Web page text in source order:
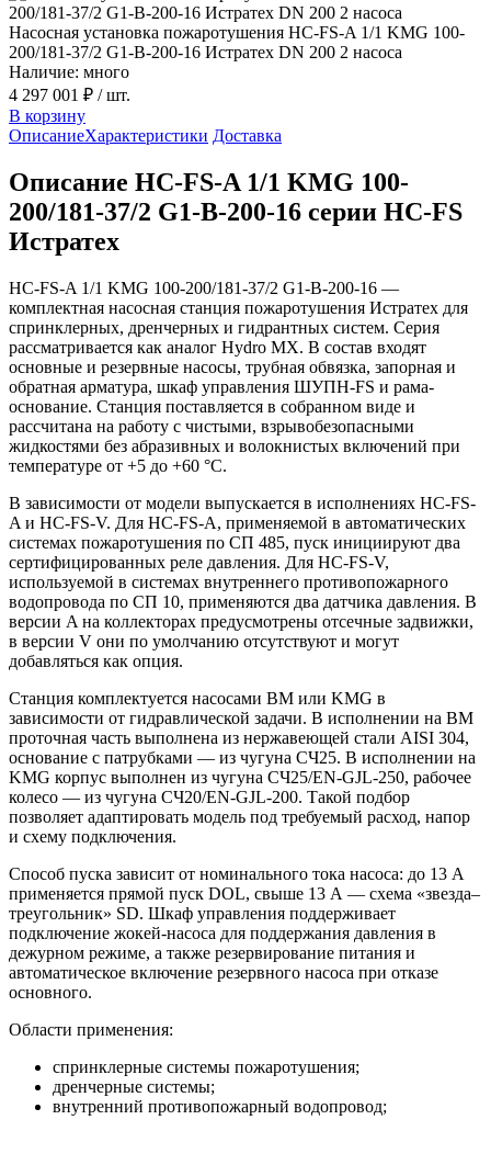
Насосная установка пожаротушения HC-FS-A 1/1 KMG 100-
200/181-37/2 G1-B-200-16 Истратех DN 200 2 насоса
Наличие: много
4 297 001 ₽ / шт.
В корзину
ОписаниеХарактеристики Доставка
Описание HC-FS-A 1/1 KMG 100-
200/181-37/2 G1-B-200-16 серии HC-FS
Истратех
HC-FS-A 1/1 KMG 100-200/181-37/2 G1-B-200-16 —
комплектная насосная станция пожаротушения Истратех для
спринклерных, дренчерных и гидрантных систем. Серия
рассматривается как аналог Hydro MX. В состав входят
основные и резервные насосы, трубная обвязка, запорная и
обратная арматура, шкаф управления ШУПН-FS и рама-
основание. Станция поставляется в собранном виде и
рассчитана на работу с чистыми, взрывобезопасными
жидкостями без абразивных и волокнистых включений при
температуре от +5 до +60 °С.
В зависимости от модели выпускается в исполнениях HC-FS-
A и HC-FS-V. Для HC-FS-A, применяемой в автоматических
системах пожаротушения по СП 485, пуск инициируют два
сертифицированных реле давления. Для HC-FS-V,
используемой в системах внутреннего противопожарного
водопровода по СП 10, применяются два датчика давления. В
версии A на коллекторах предусмотрены отсечные задвижки,
в версии V они по умолчанию отсутствуют и могут
добавляться как опция.
Станция комплектуется насосами BM или KMG в
зависимости от гидравлической задачи. В исполнении на BM
проточная часть выполнена из нержавеющей стали AISI 304,
основание с патрубками — из чугуна СЧ25. В исполнении на
KMG корпус выполнен из чугуна СЧ25/EN-GJL-250, рабочее
колесо — из чугуна СЧ20/EN-GJL-200. Такой подбор
позволяет адаптировать модель под требуемый расход, напор
и схему подключения.
Способ пуска зависит от номинального тока насоса: до 13 А
применяется прямой пуск DOL, свыше 13 А — схема «звезда–
треугольник» SD. Шкаф управления поддерживает
подключение жокей-насоса для поддержания давления в
дежурном режиме, а также резервирование питания и
автоматическое включение резервного насоса при отказе
основного.
Области применения:
спринклерные системы пожаротушения;
дренчерные системы;
внутренний противопожарный водопровод;